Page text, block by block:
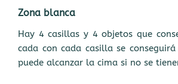
Zona blanca
Hay 4 casillas y 4 objetos que
cada con cada casilla se
puede alcanzar la cima si no se